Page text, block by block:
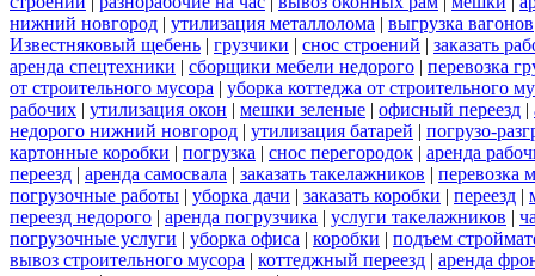
нижний новгород | утилизация металлолома | выгрузка вагонов
Известняковый щебень | грузчики | снос строений | заказать
аренда спецтехники | сборщики мебели недорого | перевозка
от строительного мусора | уборка коттеджа от строительного
рабочих | утилизация окон | мешки зеленые | офисный переезд |
недорого нижний новгород | утилизация батарей | погрузо-
картонные коробки | погрузка | снос перегородок | аренда
переезд | аренда самосвала | заказать такелажников | перевозка
погрузочные работы | уборка дачи | заказать коробки | переезд |
переезд недорого | аренда погрузчика | услуги такелажников |
погрузочные услуги | уборка офиса | коробки | подъем
вывоз строительного мусора | коттеджный переезд | аренда